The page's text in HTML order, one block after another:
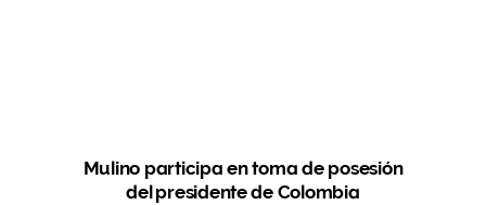
Mulino participa en toma de posesión
del presidente de Colombia